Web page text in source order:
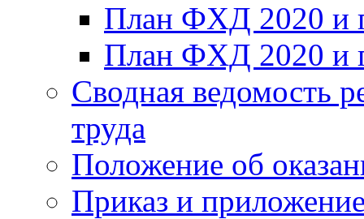
План ФХД 2020 и
План ФХД 2020 и
Сводная ведомость
труда
Положение об
Приказ и